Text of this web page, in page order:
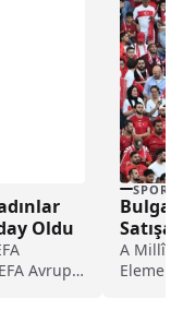
Oldu
Avrupa
SPOR
Satışa
A Millî